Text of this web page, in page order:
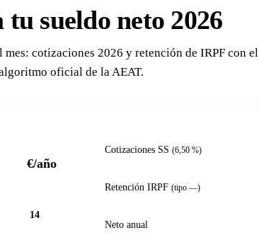
tu sueldo neto 2026
mes: cotizaciones 2026 y retención de IRPF con el
oficial de la AEAT.
€/año
14
Cotizaciones SS (6,50 %)
Retención IRPF (tipo —)
Neto anual